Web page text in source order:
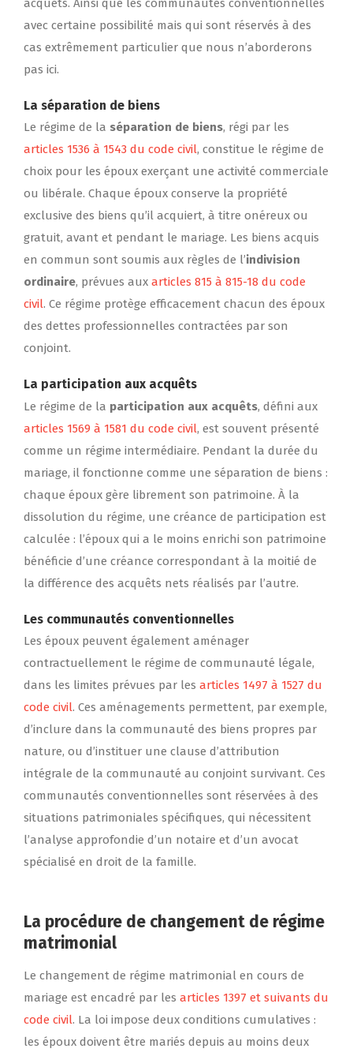
acquêts. Ainsi que les communautés conventionnelles
avec certaine possibilité mais qui sont réservés à des
cas extrêmement particulier que nous n’aborderons
pas ici.
La séparation de biens
Le régime de la séparation de biens, régi par les
articles 1536 à 1543 du code civil, constitue le régime de
choix pour les époux exerçant une activité commerciale
ou libérale. Chaque époux conserve la propriété
exclusive des biens qu’il acquiert, à titre onéreux ou
gratuit, avant et pendant le mariage. Les biens acquis
en commun sont soumis aux règles de l’indivision
ordinaire, prévues aux articles 815 à 815-18 du code
civil. Ce régime protège efficacement chacun des époux
des dettes professionnelles contractées par son
conjoint.
La participation aux acquêts
Le régime de la participation aux acquêts, défini aux
articles 1569 à 1581 du code civil, est souvent présenté
comme un régime intermédiaire. Pendant la durée du
mariage, il fonctionne comme une séparation de biens :
chaque époux gère librement son patrimoine. À la
dissolution du régime, une créance de participation est
calculée : l’époux qui a le moins enrichi son patrimoine
bénéficie d’une créance correspondant à la moitié de
la différence des acquêts nets réalisés par l’autre.
Les communautés conventionnelles
Les époux peuvent également aménager
contractuellement le régime de communauté légale,
dans les limites prévues par les articles 1497 à 1527 du
code civil. Ces aménagements permettent, par exemple,
d’inclure dans la communauté des biens propres par
nature, ou d’instituer une clause d’attribution
intégrale de la communauté au conjoint survivant. Ces
communautés conventionnelles sont réservées à des
situations patrimoniales spécifiques, qui nécessitent
l’analyse approfondie d’un notaire et d’un avocat
spécialisé en droit de la famille.
La procédure de changement de régime
matrimonial
Le changement de régime matrimonial en cours de
mariage est encadré par les articles 1397 et suivants du
code civil. La loi impose deux conditions cumulatives :
les époux doivent être mariés depuis au moins deux